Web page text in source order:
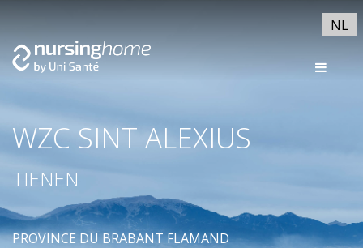
NL
WZC SINT ALEXIUS
TIENEN
PROVINCE DU BRABANT FLAMAND